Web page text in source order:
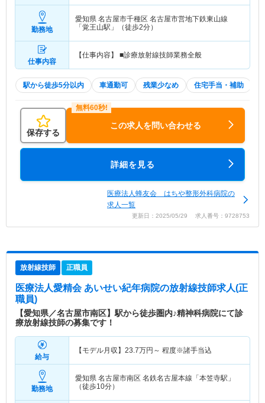
勤務地
愛知県 名古屋市千種区 名古屋市営地下鉄東山線
「覚王山駅」（徒歩2分）
仕事内容
【仕事内容】 ■診療放射線技師業務全般
駅から徒歩5分以内 車通勤可 残業少なめ 住宅手当・補助
保存する
この求人を問い合わせる
詳細を見る
医療法人蜂友会 はちや整形外科病院の
求人一覧
更新日：2025/05/29 求人番号：9728753
放射線技師 正職員
医療法人愛精会 あいせい紀年病院の放射線技師求人(正
職員)
【愛知県／名古屋市南区】駅から徒歩圏内♪精神科病院にて診
療放射線技師の募集です！
給与
【モデル月収】 23.7万円～ 程度※諸手当込
勤務地
愛知県 名古屋市南区 名鉄名古屋本線「本笠寺駅」
（徒歩10分）